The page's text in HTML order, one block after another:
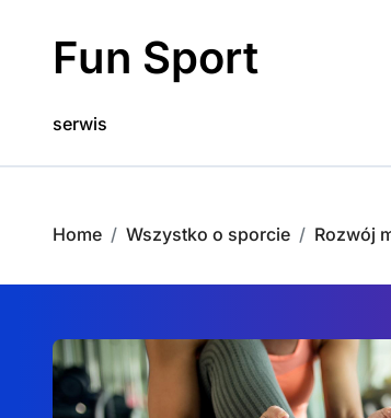
contentFun Sport
serwis
Home Wszystko o sporcie Rozwój